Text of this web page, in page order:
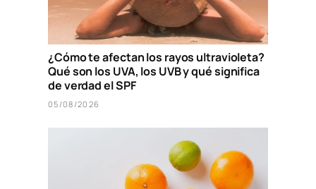
¿Cómo te afectan los rayos ultravioleta?
Qué son los UVA, los UVB y qué significa
de verdad el SPF
05/08/2026